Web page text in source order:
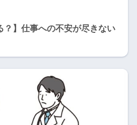
？】仕事への不安が尽きない